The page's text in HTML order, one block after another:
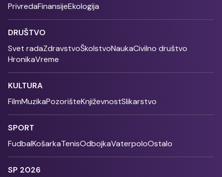
PrivredaFinansijeEkologija
DRUŠTVO
Svet radaZdravstvoŠkolstvoNaukaCivilno društvo
HronikaVreme
KULTURA
FilmMuzikaPozorišteKnjiževnostSlikarstvo
SPORT
FudbalKošarkaTenisOdbojkaVaterpoloOstalo
SP 2026